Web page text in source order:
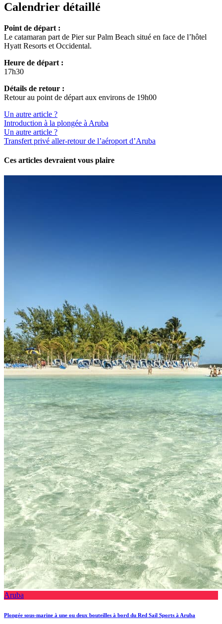
Calendrier détaillé
Point de départ :
Le catamaran part de Pier sur Palm Beach situé en face de l’hôtel
Hyatt Resorts et Occidental.
Heure de départ :
17h30
Détails de retour :
Retour au point de départ aux environs de 19h00
Un autre article ?
Introduction à la plongée à Aruba
Un autre article ?
Transfert privé aller-retour de l’aéroport d’Aruba
Ces articles devraient vous plaire
Aruba
Plongée sous-marine à une ou deux bouteilles à bord du Red Sail Sports à Aruba